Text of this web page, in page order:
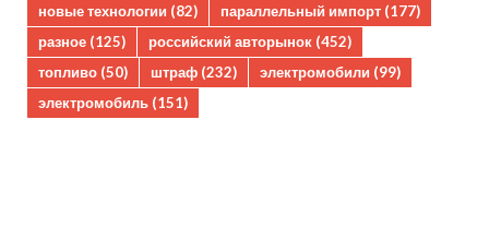
новые технологии (82) параллельный импорт (177)
разное (125) российский авторынок (452)
топливо (50) штраф (232) электромобили (99)
электромобиль (151)